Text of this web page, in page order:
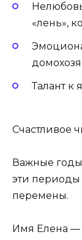
«лень»,
Талант к
Счастливое
Важные годы
эти периоды
перемены.
Имя Елена —